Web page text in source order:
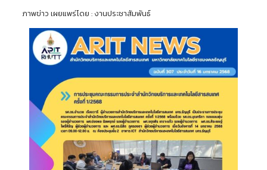
ภาพข่าว เผยแพร่โดย : งานประชาสัมพันธ์